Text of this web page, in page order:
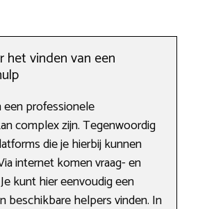
het vinden van een
professionele
complex zijn. Tegenwoordig
die je hierbij kunnen
internet komen vraag- en
kunt hier eenvoudig een
beschikbare helpers vinden. In